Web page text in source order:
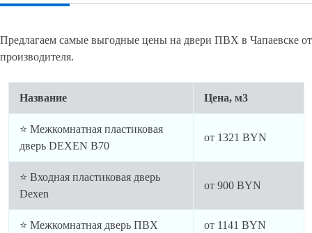
Предлагаем самые выгодные цены на двери ПВХ в Чапаевске от
производителя.
Название Цена, м3
⭐ Межкомнатная пластиковая
дверь DEXEN B70
от 1321 BYN
⭐ Входная пластиковая дверь
Dexen
от 900 BYN
⭐ Межкомнатная дверь ПВХ от 1141 BYN